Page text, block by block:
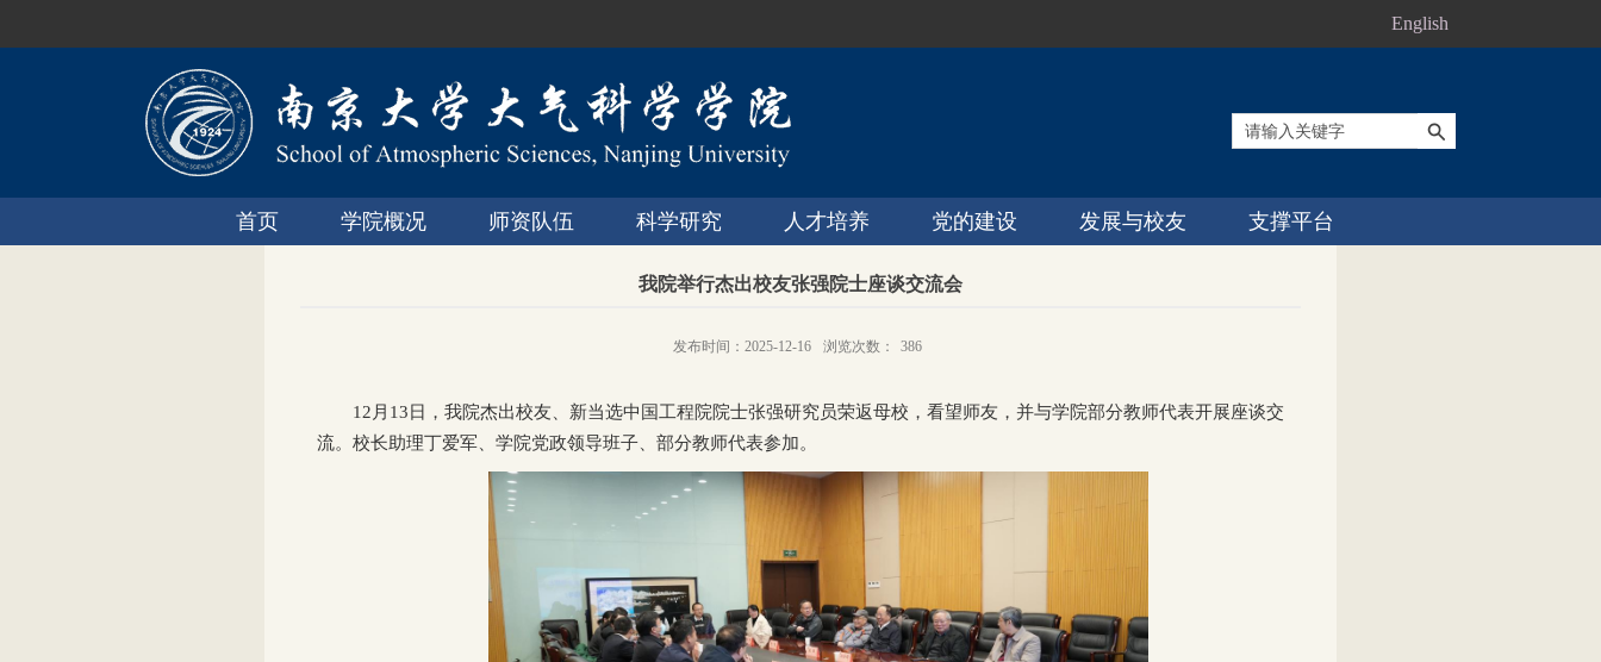
English
首页 学院概况 师资队伍 科学研究 人才培养 党的建设 发展与校友 支撑平台
我院举行杰出校友张强院士座谈交流会
发布时间：2025-12-16 浏览次数： 386
12月13日，我院杰出校友、新当选中国工程院院士张强研究员荣返母校，看望师友，并与学院部分教师代表开展座谈交
流。校长助理丁爱军、学院党政领导班子、部分教师代表参加。